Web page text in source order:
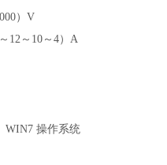
）V
12～10～4）A
WIN7 操作系统